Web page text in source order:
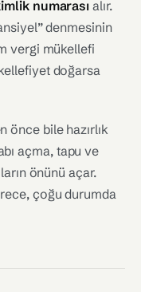
numarası alır.
denmesinin
vergi mükellefi
doğarsa
önce bile hazırlık
açma, tapu ve
önünü açar.
çoğu durumda